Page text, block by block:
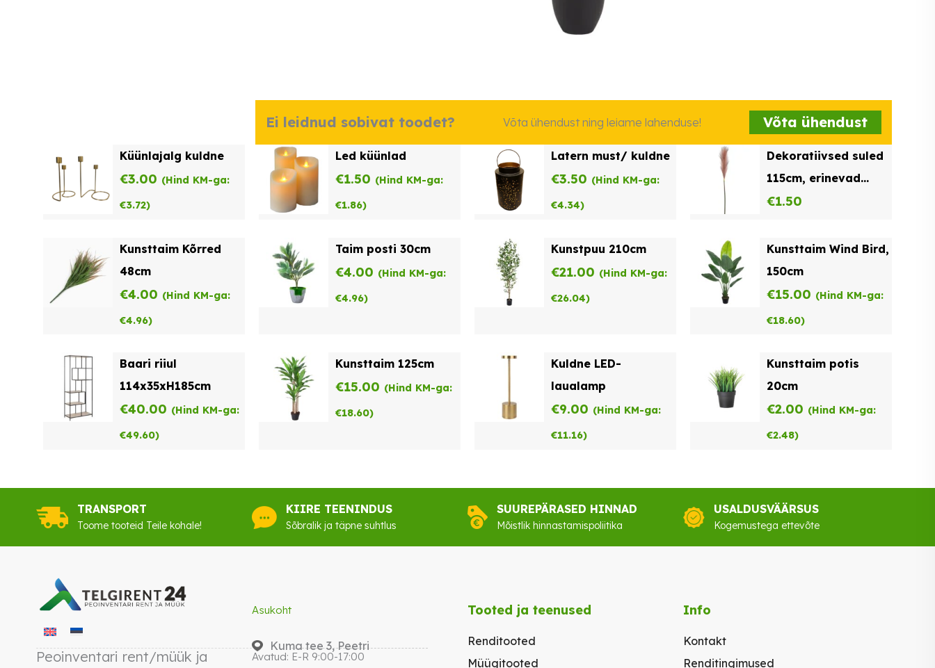
Ei leidnud sobivat toodet? Võta ühendust ning leiame lahenduse! Võta ühendust
Küünlajalg kuldne
€3.00 (Hind KM-ga:
€3.72)
Led küünlad
€1.50 (Hind KM-ga:
€1.86)
Latern must/ kuldne
€3.50 (Hind KM-ga:
€4.34)
Dekoratiivsed suled
115cm, erinevad
värvid
€1.50
Kunsttaim Kõrred
48cm
€4.00 (Hind KM-ga:
€4.96)
Taim posti 30cm
€4.00 (Hind KM-ga:
€4.96)
Kunstpuu 210cm
€21.00 (Hind KM-ga:
€26.04)
Kunsttaim Wind Bird,
150cm
€15.00 (Hind KM-ga:
€18.60)
Baari riiul
114x35xH185cm
€40.00 (Hind KM-ga:
€49.60)
Kunsttaim 125cm
€15.00 (Hind KM-ga:
€18.60)
Kuldne LED-
laualamp
€9.00 (Hind KM-ga:
€11.16)
Kunsttaim potis
20cm
€2.00 (Hind KM-ga:
€2.48)
TRANSPORT
Toome tooteid Teile kohale!
KIIRE TEENINDUS
Sõbralik ja täpne suhtlus
SUUREPÄRASED HINNAD
Mõistlik hinnastamispoliitika
USALDUSVÄÄRSUS
Kogemustega ettevõte
Peoinventari rent/müük ja
Asukoht
Kuma tee 3, Peetri
Avatud: E-R 9:00-17:00
Tooted ja teenused
Renditooted
Müügitooted
Info
Kontakt
Renditingimused